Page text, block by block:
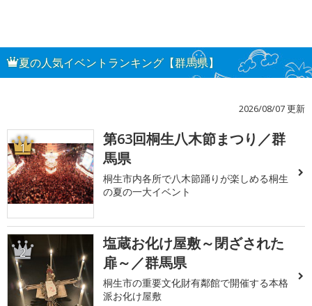
夏の人気イベントランキング【群馬県】
2026/08/07 更新
1
第63回桐生八木節まつり／群
馬県
桐生市内各所で八木節踊りが楽しめる桐生
の夏の一大イベント
2
塩蔵お化け屋敷～閉ざされた
扉～／群馬県
桐生市の重要文化財有鄰館で開催する本格
派お化け屋敷